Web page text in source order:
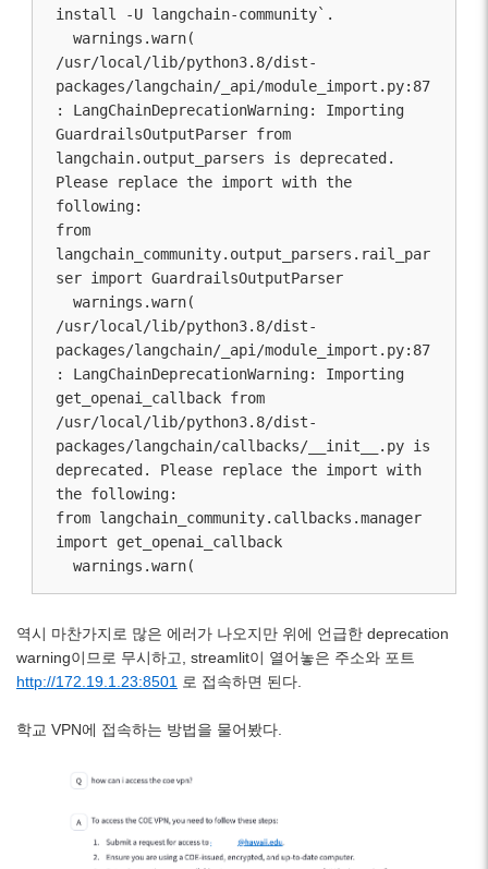
install -U langchain-community`.
/usr/local/lib/python3.8/dist-
packages/langchain/_api/module_import.py:87
: LangChainDeprecationWarning: Importing
GuardrailsOutputParser from
langchain.output_parsers is deprecated.
Please replace the import with the
following:
from
langchain_community.output_parsers.rail_par
ser import GuardrailsOutputParser
/usr/local/lib/python3.8/dist-
packages/langchain/_api/module_import.py:87
: LangChainDeprecationWarning: Importing
get_openai_callback from
/usr/local/lib/python3.8/dist-
packages/langchain/callbacks/__init__.py is
deprecated. Please replace the import with
the following:
from langchain_community.callbacks.manager
import get_openai_callback
  warnings.warn(
역시 마찬가지로 많은 에러가 나오지만 위에 언급한 deprecation
warning이므로 무시하고, streamlit이 열어놓은 주소와 포트
http://172.19.1.23:8501 로 접속하면 된다.
학교 VPN에 접속하는 방법을 물어봤다.